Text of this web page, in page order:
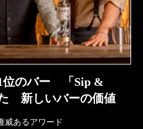
位のバー 「Sip &
新しいバーの価値
威あるアワード